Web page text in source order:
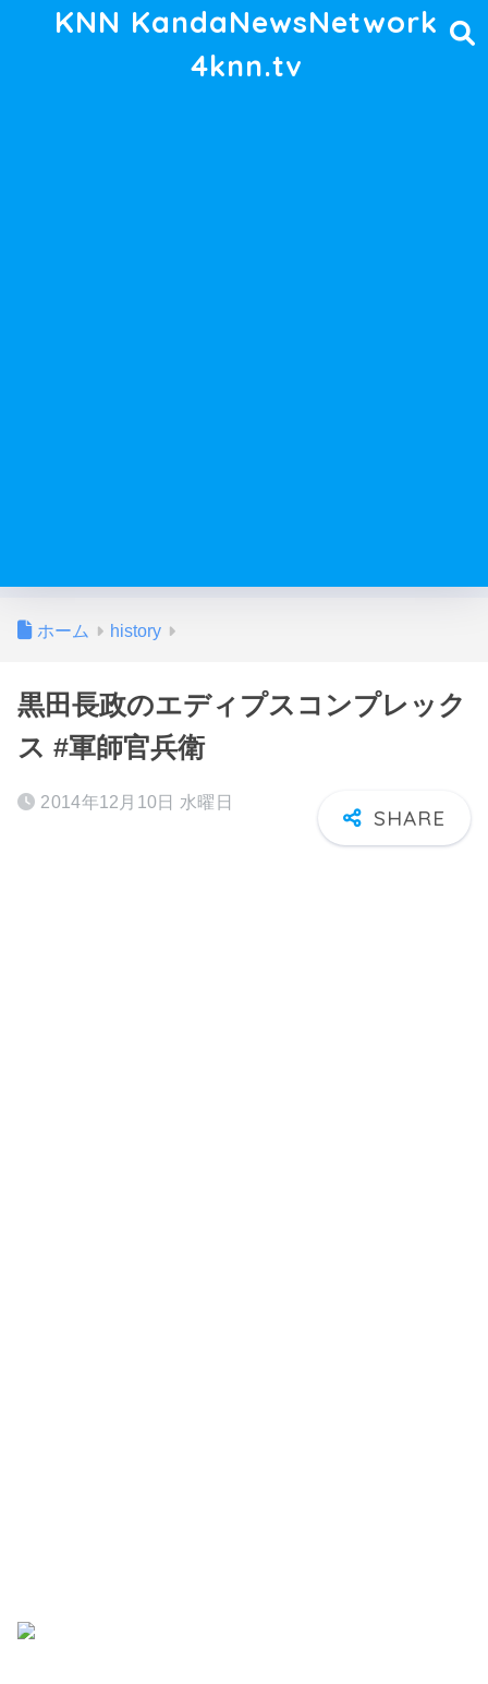
KNN KandaNewsNetwork
4knn.tv
ホーム history
黒田長政のエディプスコンプレック
ス #軍師官兵衛
2014年12月10日 水曜日